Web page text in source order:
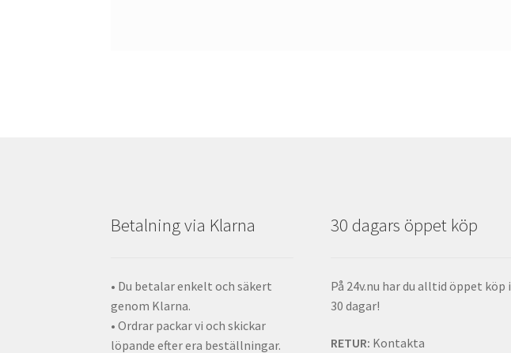
Betalning via Klarna
• Du betalar enkelt och säkert
genom Klarna.
• Ordrar packar vi och skickar
löpande efter era beställningar.
30 dagars öppet köp
På 24v.nu har du alltid öppet köp i
30 dagar!
RETUR: Kontakta